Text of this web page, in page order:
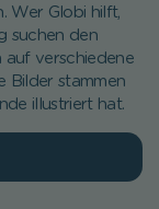
Wer Globi hilft,
suchen den
auf verschiedene
Bilder stammen
illustriert hat.